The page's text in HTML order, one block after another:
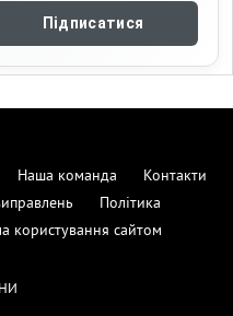
Підписатися
Наша команда
Контакти
Політика
користування сайтом